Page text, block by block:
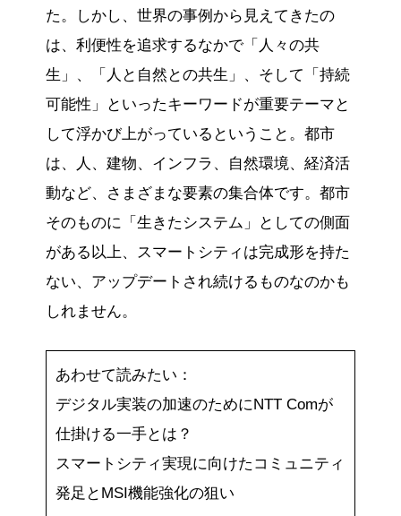
た。しかし、世界の事例から見えてきたの
は、利便性を追求するなかで「人々の共
生」、「人と自然との共生」、そして「持続
可能性」といったキーワードが重要テーマと
して浮かび上がっているということ。都市
は、人、建物、インフラ、自然環境、経済活
動など、さまざまな要素の集合体です。都市
そのものに「生きたシステム」としての側面
がある以上、スマートシティは完成形を持た
ない、アップデートされ続けるものなのかも
しれません。
あわせて読みたい：
デジタル実装の加速のためにNTT Comが
仕掛ける一手とは？
スマートシティ実現に向けたコミュニティ
発足とMSI機能強化の狙い